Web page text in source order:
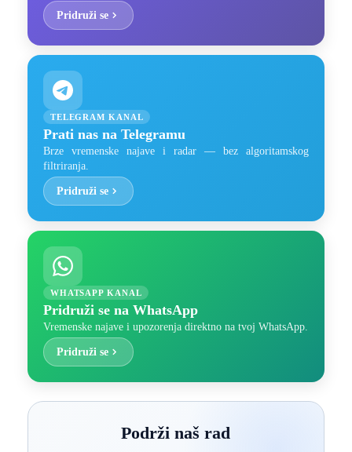
Pridruži se
TELEGRAM KANAL
Prati nas na Telegramu
Brze vremenske najave i radar — bez algoritamskog
filtriranja.
Pridruži se
WHATSAPP KANAL
Pridruži se na WhatsApp
Vremenske najave i upozorenja direktno na tvoj WhatsApp.
Pridruži se
Podrži naš rad